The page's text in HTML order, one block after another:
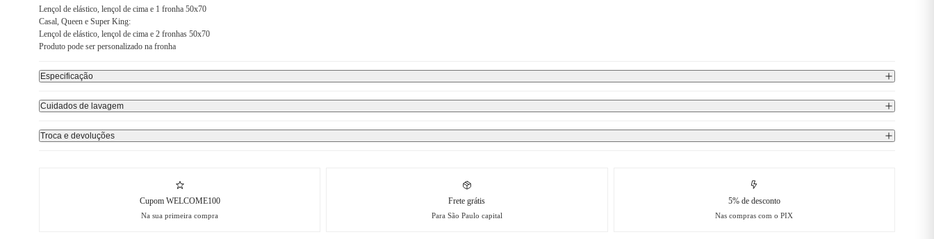
Lençol de elástico, lençol de cima e 1 fronha 50x70
Casal, Queen e Super King:
Lençol de elástico, lençol de cima e 2 fronhas 50x70
Produto pode ser personalizado na fronha
Especificação
Cuidados de lavagem
Troca e devoluções
Cupom WELCOME100
Na sua primeira compra
Frete grátis
Para São Paulo capital
5% de desconto
Nas compras com o PIX